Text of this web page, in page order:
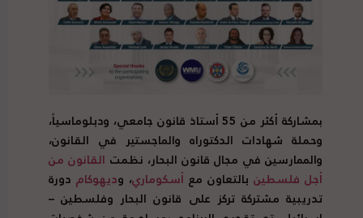
بمشاركة أكثر من 55 أستاذ قانون جامعي، ودبلوماسياً،
وحملة شهادات الدكتوراه والماجستير في القانون،
والممارسين في مجال قانون البحار، نظمت القانون من
أجل فلسطين بالتعاون مع أسكوماري، وديهوكام دورة
تدريبية مشتركة تركز على قانون البحار وفلسطين –